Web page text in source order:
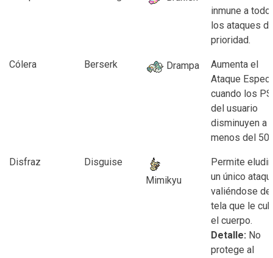
inmune a
los ataques
prioridad.
Cólera Berserk Drampa
Aumenta el
Ataque
cuando los PS
del usuario
disminuyen a
menos del
Disfraz
Disguise
Mimikyu
Permite eludir
un único
valiéndose de
tela que le
el cuerpo.
Detalle: No
protege al